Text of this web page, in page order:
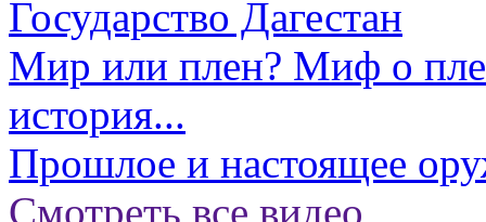
Государство Дагестан
Мир или плен? Миф о
история...
Прошлое и настоящее
Смотреть все видео